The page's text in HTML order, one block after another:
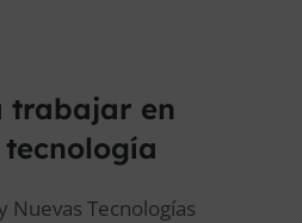
trabajar en
Nuevas Tecnologías